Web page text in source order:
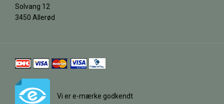
Solvang 12
3450 Allerød
Vi er e-mærke godkendt